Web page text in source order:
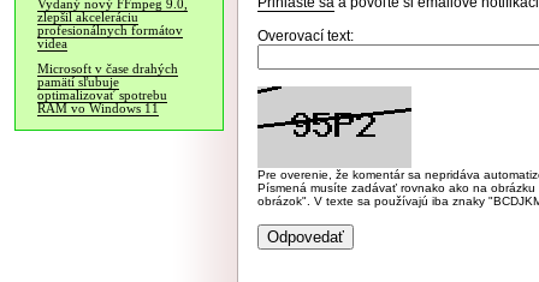
Vydaný nový FFmpeg 9.0,
zlepšil akceleráciu
profesionálnych formátov
videa
Microsoft v čase drahých
pamätí sľubuje
optimalizovať spotrebu
RAM vo Windows 11
Overovací text:
Pre overenie, že komentár sa nepridáva
Písmená musíte zadávať rovnako ako na
obrázok". V texte sa používajú iba znaky